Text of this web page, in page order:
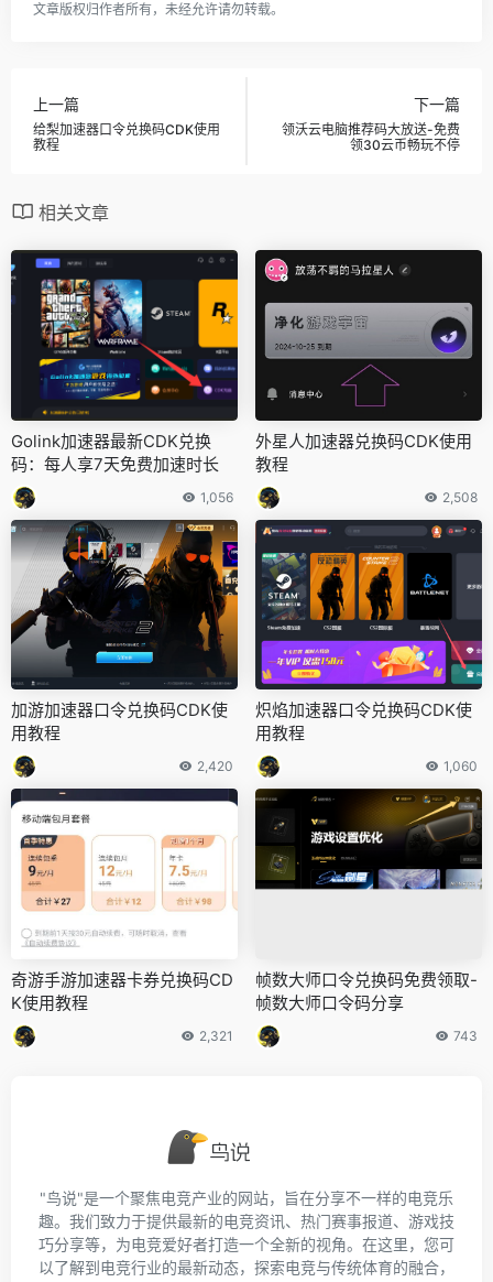
文章版权归作者所有，未经允许请勿转载。
上一篇
给梨加速器口令兑换码CDK使用
教程
下一篇
领沃云电脑推荐码大放送-免费
领30云币畅玩不停
相关文章
Golink加速器最新CDK兑换
码：每人享7天免费加速时长
1,056
外星人加速器兑换码CDK使用
教程
2,508
加游加速器口令兑换码CDK使
用教程
2,420
炽焰加速器口令兑换码CDK使
用教程
1,060
奇游手游加速器卡券兑换码CD
K使用教程
2,321
帧数大师口令兑换码免费领取-
帧数大师口令码分享
743
"鸟说"是一个聚焦电竞产业的网站，旨在分享不一样的电竞乐
趣。我们致力于提供最新的电竞资讯、热门赛事报道、游戏技
巧分享等，为电竞爱好者打造一个全新的视角。在这里，您可
以了解到电竞行业的最新动态，探索电竞与传统体育的融合，